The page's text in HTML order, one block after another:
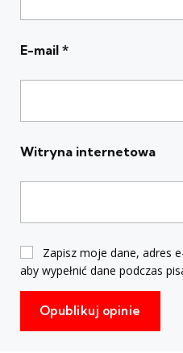
E-mail *
Witryna internetowa
Zapisz moje dane, adres
aby wypełnić dane podczas